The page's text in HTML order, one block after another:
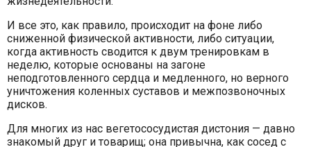
И все это, как правило, происходит на фоне либо
сниженной физической активности, либо ситуации,
когда активность сводится к двум тренировкам в
неделю, которые основаны на загоне
неподготовленного сердца и медленного, но верного
уничтожения коленных суставов и межпозвоночных
дисков.
Для многих из нас вегетососудистая дистония — давно
знакомый друг и товарищ; она привычна, как сосед с